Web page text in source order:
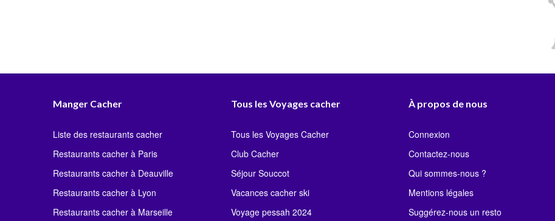
Manger Cacher
Liste des restaurants cacher
Restaurants cacher à Paris
Restaurants cacher à Deauville
Restaurants cacher à Lyon
Restaurants cacher à Marseille
Tous les Voyages cacher
Tous les Voyages Cacher
Club Cacher
Séjour Souccot
Vacances cacher ski
Voyage pessah 2024
À propos de nous
Connexion
Contactez-nous
Qui sommes-nous ?
Mentions légales
Suggérez-nous un resto